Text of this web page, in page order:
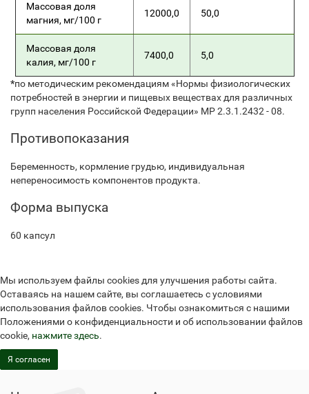
Массовая доля
магния, мг/100 г
12000,0 50,0
Массовая доля
калия, мг/100 г
7400,0 5,0
*по методическим рекомендациям «Нормы физиологических
потребностей в энергии и пищевых веществах для различных
групп населения Российской Федерации» МР 2.3.1.2432 - 08.
Противопоказания
Беременность, кормление грудью, индивидуальная
непереносимость компонентов продукта.
Форма выпуска
60 капсул
Мы используем файлы cookies для улучшения работы сайта.
Оставаясь на нашем сайте, вы соглашаетесь с условиями
использования файлов cookies. Чтобы ознакомиться с нашими
Положениями о конфиденциальности и об использовании файлов
cookie, нажмите здесь.
Я согласен